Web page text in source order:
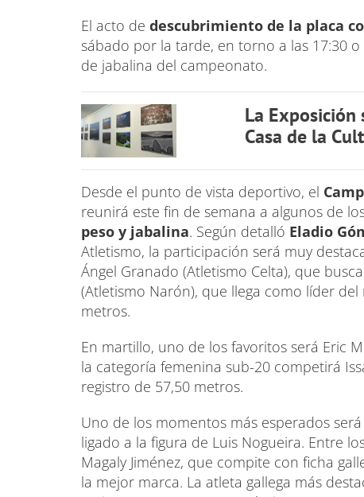
El acto de descubrimiento de la placa
sábado por la tarde, en torno a las 17:30
de jabalina del campeonato.
La Exposición
Casa de la
Desde el punto de vista deportivo, el
reunirá este fin de semana a algunos de
peso y jabalina. Según detalló Eladio
Atletismo, la participación será muy
Ángel Granado (Atletismo Celta), que
(Atletismo Narón), que llega como líder
metros.
En martillo, uno de los favoritos será Eric
la categoría femenina sub-20 competirá
registro de 57,50 metros.
Uno de los momentos más esperados será
ligado a la figura de Luis Nogueira. Entre
Magaly Jiménez, que compite con ficha
la mejor marca. La atleta gallega más